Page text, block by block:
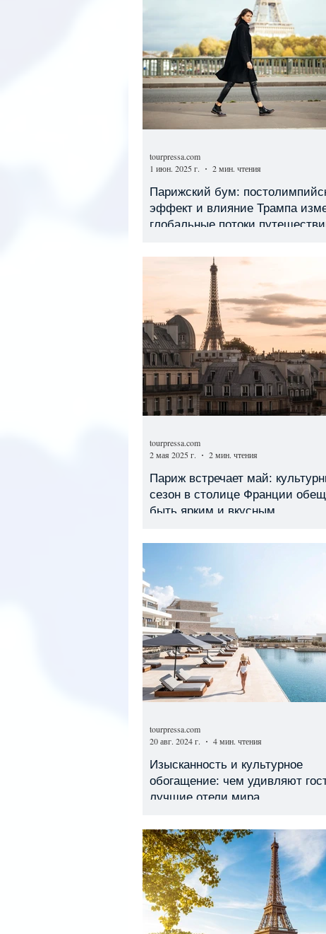
Парижский бум:
эффект и влияние Трампа
глобальные потоки
tourpressa.com
1 июн. 2025 г.
2 мин. чтения
Париж встречает май:
сезон в столице Франции
быть ярким и вкусным
tourpressa.com
2 мая 2025 г.
2 мин. чтения
Изысканность и культурное
обогащение: чем удивляют
лучшие отели мира
tourpressa.com
20 авг. 2024 г.
4 мин. чтения